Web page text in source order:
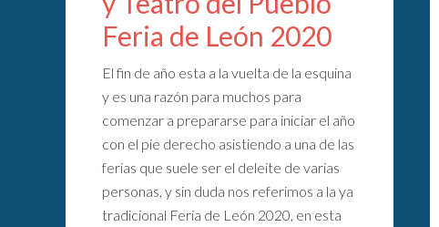
Feria de León 2020
El fin de año esta a la vuelta de la esquina
y es una razón para muchos para
comenzar a prepararse para iniciar el año
con el pie derecho asistiendo a una de las
ferias que suele ser el deleite de varias
personas, y sin duda nos referimos a la ya
tradicional Feria de León 2020, en esta